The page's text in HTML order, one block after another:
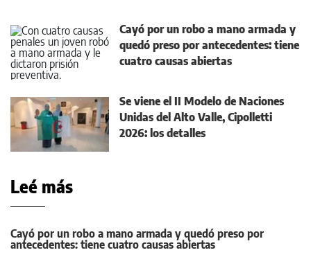
Cayó por un robo a mano armada y
quedó preso por antecedentes: tiene
cuatro causas abiertas
Se viene el II Modelo de Naciones
Unidas del Alto Valle, Cipolletti
2026: los detalles
Leé más
Cayó por un robo a mano armada y quedó preso por
antecedentes: tiene cuatro causas abiertas